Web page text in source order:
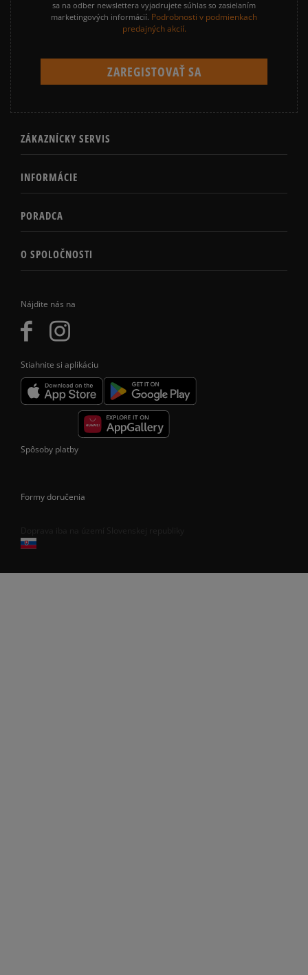
Nájdite nás na
Stiahnite si aplikáciu
sa na odber newslettera vyjadrujete súhlas so zasielaním
marketingových informácií. Podrobnosti v podmienkach
predajných akcií.
ZÁKAZNÍCKY SERVIS
INFORMÁCIE
PORADCA
O SPOLOČNOSTI
Spôsoby platby
Formy doručenia